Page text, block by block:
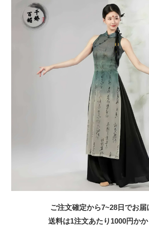
ご注文確定から7~28日でお届
送料は1注文あたり 1000円か